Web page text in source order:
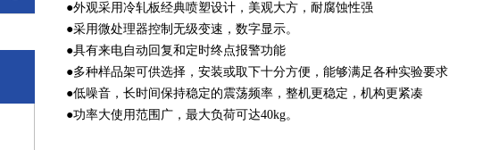
●外观采用冷轧板经典喷塑设计，美观大方，耐腐蚀性强
●采用微处理器控制无级变速，数字显示。
●具有来电自动回复和定时终点报警功能
●多种样品架可供选择，安装或取下十分方便，能够满足各种实验要求
●低噪音，长时间保持稳定的震荡频率，整机更稳定，机构更紧凑
●功率大使用范围广，最大负荷可达40kg。